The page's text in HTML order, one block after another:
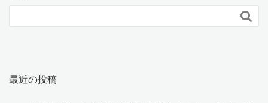

最近の投稿